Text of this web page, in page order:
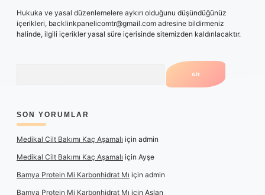
Hukuka ve yasal düzenlemelere aykırı olduğunu düşündüğünüz
içerikleri, backlinkpanelicomtr@gmail.com adresine bildirmeniz
halinde, ilgili içerikler yasal süre içerisinde sitemizden kaldırılacaktır.
SON YORUMLAR
Medikal Cilt Bakımı Kaç Aşamalı için admin
Medikal Cilt Bakımı Kaç Aşamalı için Ayşe
Bamya Protein Mi Karbonhidrat Mı için admin
Bamya Protein Mi Karbonhidrat Mı için Aslan